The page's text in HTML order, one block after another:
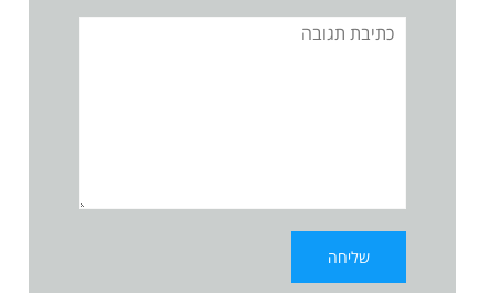
תגובה